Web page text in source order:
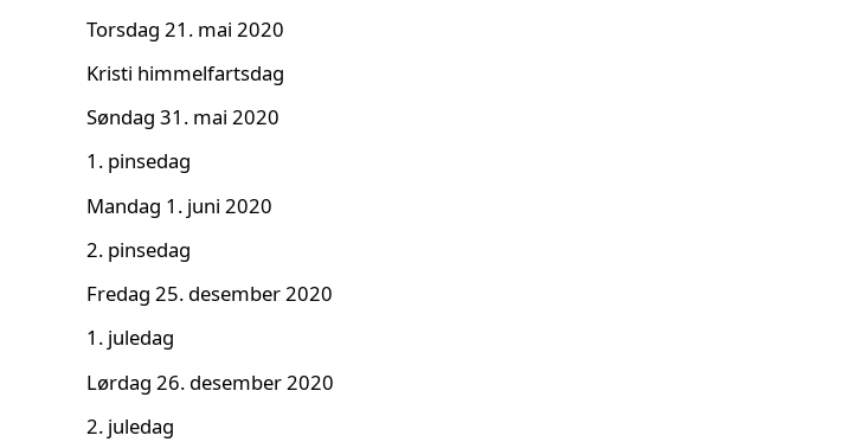
Torsdag 21. mai 2020
Kristi himmelfartsdag
Søndag 31. mai 2020
1. pinsedag
Mandag 1. juni 2020
2. pinsedag
Fredag 25. desember 2020
1. juledag
Lørdag 26. desember 2020
2. juledag